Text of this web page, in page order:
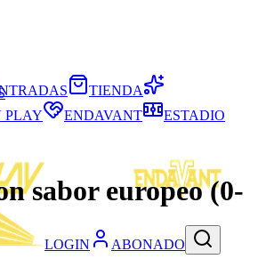
LOGIN ABONADO
TIENDA
PLAY ENDAVANT ESTADIO
sabor europeo (0-